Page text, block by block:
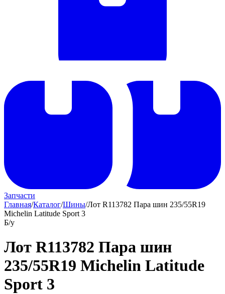
Запчасти
Главная/Каталог/Шины/Лот R113782 Пара шин 235/55R19
Michelin Latitude Sport 3
Б/у
Лот R113782 Пара шин
235/55R19 Michelin Latitude
Sport 3